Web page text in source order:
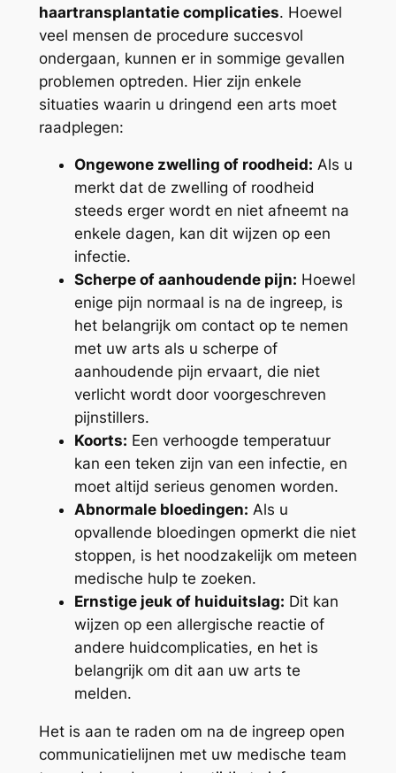
haartransplantatie complicaties. Hoewel
veel mensen de procedure succesvol
ondergaan, kunnen er in sommige gevallen
problemen optreden. Hier zijn enkele
situaties waarin u dringend een arts moet
raadplegen:
Ongewone zwelling of roodheid: Als u
merkt dat de zwelling of roodheid
steeds erger wordt en niet afneemt na
enkele dagen, kan dit wijzen op een
infectie.
Scherpe of aanhoudende pijn: Hoewel
enige pijn normaal is na de ingreep, is
het belangrijk om contact op te nemen
met uw arts als u scherpe of
aanhoudende pijn ervaart, die niet
verlicht wordt door voorgeschreven
pijnstillers.
Koorts: Een verhoogde temperatuur
kan een teken zijn van een infectie, en
moet altijd serieus genomen worden.
Abnormale bloedingen: Als u
opvallende bloedingen opmerkt die niet
stoppen, is het noodzakelijk om meteen
medische hulp te zoeken.
Ernstige jeuk of huiduitslag: Dit kan
wijzen op een allergische reactie of
andere huidcomplicaties, en het is
belangrijk om dit aan uw arts te
melden.
Het is aan te raden om na de ingreep open
communicatielijnen met uw medische team